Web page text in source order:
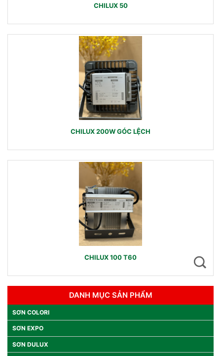
CHILUX 50
CHILUX 200W GÓC LỆCH
CHILUX 100 T60
DANH MỤC SẢN PHẨM
SƠN COLORI
SƠN EXPO
SƠN DULUX